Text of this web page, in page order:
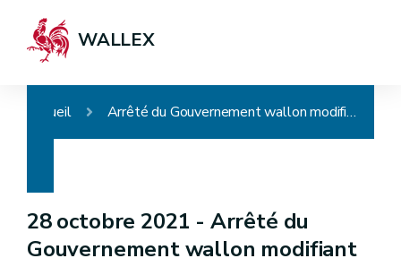
WALLEX
Accueil Arrêté du Gouvernement wallon modifiant l'arrêté du Gouvernement wallon du 30 novembre 2006 relatif à la promotion de l'électricité produite au moyen de sources d'énergie renouvelables ou de cogénération concernant le facteur rho
28 octobre 2021 - Arrêté du
Gouvernement wallon modifiant